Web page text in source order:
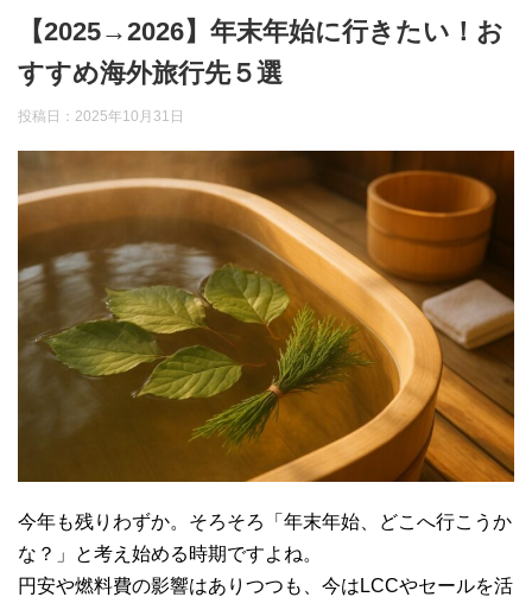
【2025→2026】年末年始に行きたい！お
すすめ海外旅行先５選
投稿日： 2025年10月31日
今年も残りわずか。そろそろ「年末年始、どこへ行こうか
な？」と考え始める時期ですよね。
円安や燃料費の影響はありつつも、今はLCCやセールを活